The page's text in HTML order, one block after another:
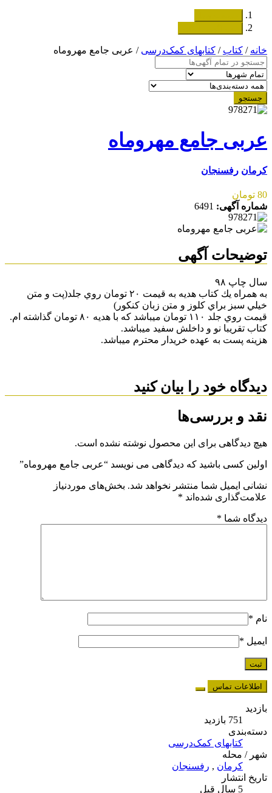
خانه/ کتاب/ کتابهای کمک‌درسی / عربی جامع مهروماه
جستجو
عربی جامع مهروماه
کرمان رفسنجان
80 تومان
شماره آگهی: 6491
توضیحات آگهی
سال چاپ ٩٨
به همراه يك كتاب هديه به قيمت ٢٠ تومان روي جلد(پت و متن
خيلي سبز براي كلوز و متن زبان كنكور)
قيمت روي جلد ١١٠ تومان ميباشد كه با هديه ٨٠ تومان گذاشته ام.
كتاب تقريبا نو و داخلش سفيد ميباشد.
هزينه پست به عهده خريدار محترم ميباشد.
دیدگاه خود را بیان کنید
نقد و بررسی‌ها
هیچ دیدگاهی برای این محصول نوشته نشده است.
اولین کسی باشید که دیدگاهی می نویسد “عربی جامع مهروماه”
نشانی ایمیل شما منتشر نخواهد شد.بخش‌های موردنیاز
علامت‌گذاری شده‌اند *
دیدگاه شما *
نام *
ایمیل *
اطلاعات تماس
بازدید
751 بازدید
دسته‌بندی
کتابهای کمک‌درسی
شهر / محله
کرمان, رفسنجان
تاریخ انتشار
5 سال قبل